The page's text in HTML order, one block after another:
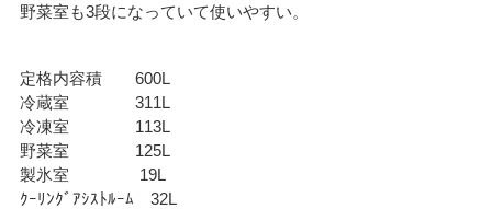
野菜室も3段になっていて使いやすい。
定格内容積 600L
冷蔵室 311L
冷凍室 113L
野菜室 125L
製氷室 19L
ｸｰﾘﾝｸﾞｱｼｽﾄﾙｰﾑ 32L